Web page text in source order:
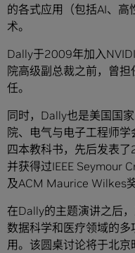
的各式应用（包括AI、
术。
Dally于2009年加入
院高级副总裁之前，曾
任。
同时，Dally也是美国国
院、电气与电子工程师
四本教科书，先后发表
并获得过IEEE Seymour
及ACM Maurice Wilkes奖
在Dally的主题演讲之后
数据科学和医疗领域的
用。该圆桌讨论将于北